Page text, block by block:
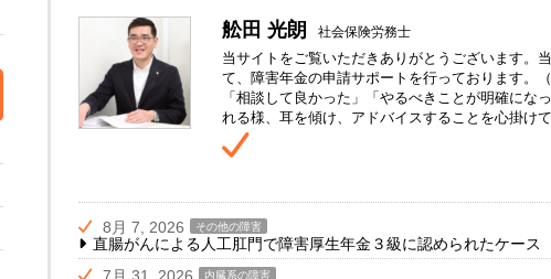
舩田 光朗 社会保険労務士
当サイトをご覧いただきありがとうございます。
て、障害年金の申請サポートを行っております。
「相談して良かった」「やるべきことが明確に
れる様、耳を傾け、アドバイスすることを心掛け
8月 7, 2026 その他の障害
直腸がんによる人工肛門で障害厚生年金３級に認められたケース
7月 31, 2026
内臓系の障害